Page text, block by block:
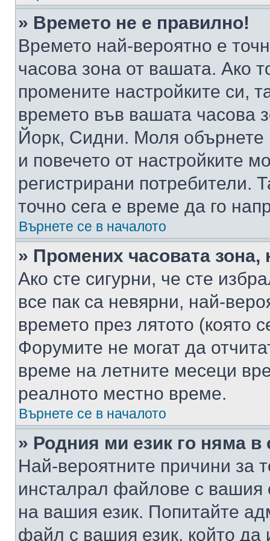
» Времето не е правилно!
Времето най-вероятно е
часова зона от вашата. Ако
промените настройките си,
времето във вашата
Йорк, Сидни. Моля обърнете
и повечето от настройките
регистрирани потребители.
точно сега е време да го
Върнете се в началото
» Промених часовата
Ако сте сигурни, че сте
все пак са невярни, най-
времето през лятото (която
Форумите не могат да
време на летните месеци
реалното местно време.
Върнете се в началото
» Родния ми език го няма в
Най-вероятните причини за
инсталрал файлове с вашия
на вашия език. Попитайте
файл с вашия език, който да